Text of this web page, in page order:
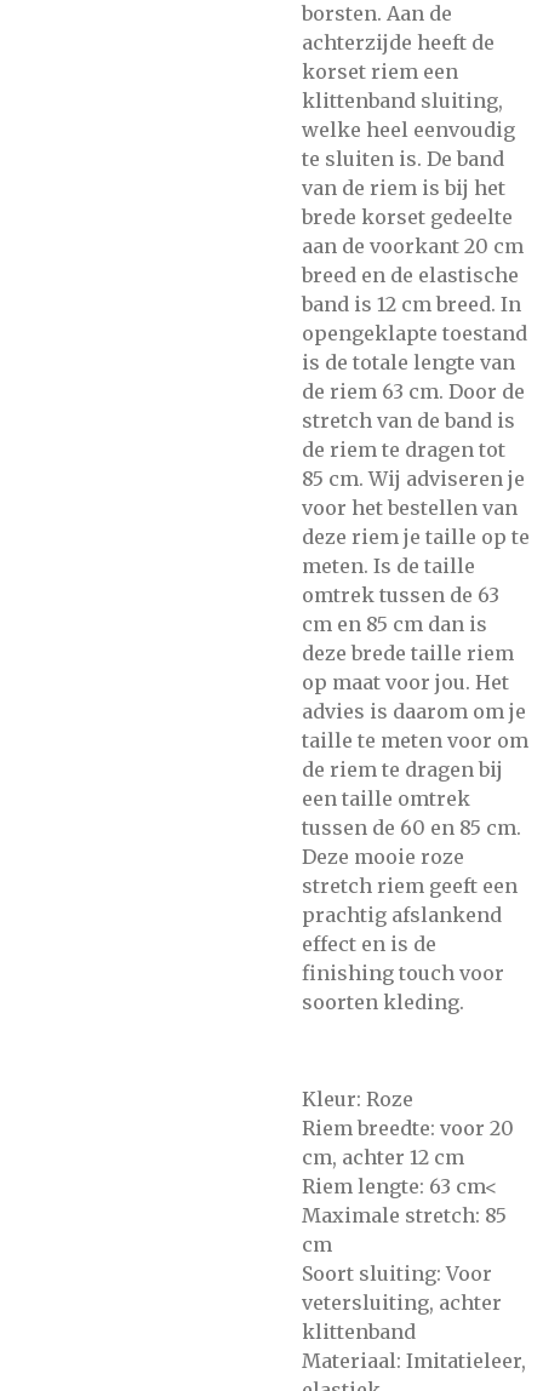
borsten. Aan de
achterzijde heeft de
korset riem een
klittenband sluiting,
welke heel eenvoudig
te sluiten is. De band
van de riem is bij het
brede korset gedeelte
aan de voorkant 20 cm
breed en de elastische
band is 12 cm breed. In
opengeklapte toestand
is de totale lengte van
de riem 63 cm. Door de
stretch van de band is
de riem te dragen tot
85 cm. Wij adviseren je
voor het bestellen van
deze riem je taille op te
meten. Is de taille
omtrek tussen de 63
cm en 85 cm dan is
deze brede taille riem
op maat voor jou. Het
advies is daarom om je
taille te meten voor om
de riem te dragen bij
een taille omtrek
tussen de 60 en 85 cm.
Deze mooie roze
stretch riem geeft een
prachtig afslankend
effect en is de
finishing touch voor
soorten kleding.
Kleur: Roze
Riem breedte: voor 20
cm, achter 12 cm
Riem lengte: 63 cm<
Maximale stretch: 85
cm
Soort sluiting: Voor
vetersluiting, achter
klittenband
Materiaal: Imitatieleer,